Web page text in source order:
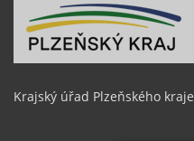
Krajský úřad Plzeňského kraje